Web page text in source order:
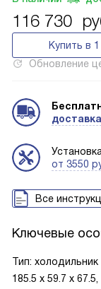
116 730
Купить в
Обновление
доставка
от 3550
Все
Ключевые
Тип:
185.5 х 59.7 х